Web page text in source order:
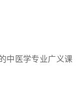
中医学专业广义课